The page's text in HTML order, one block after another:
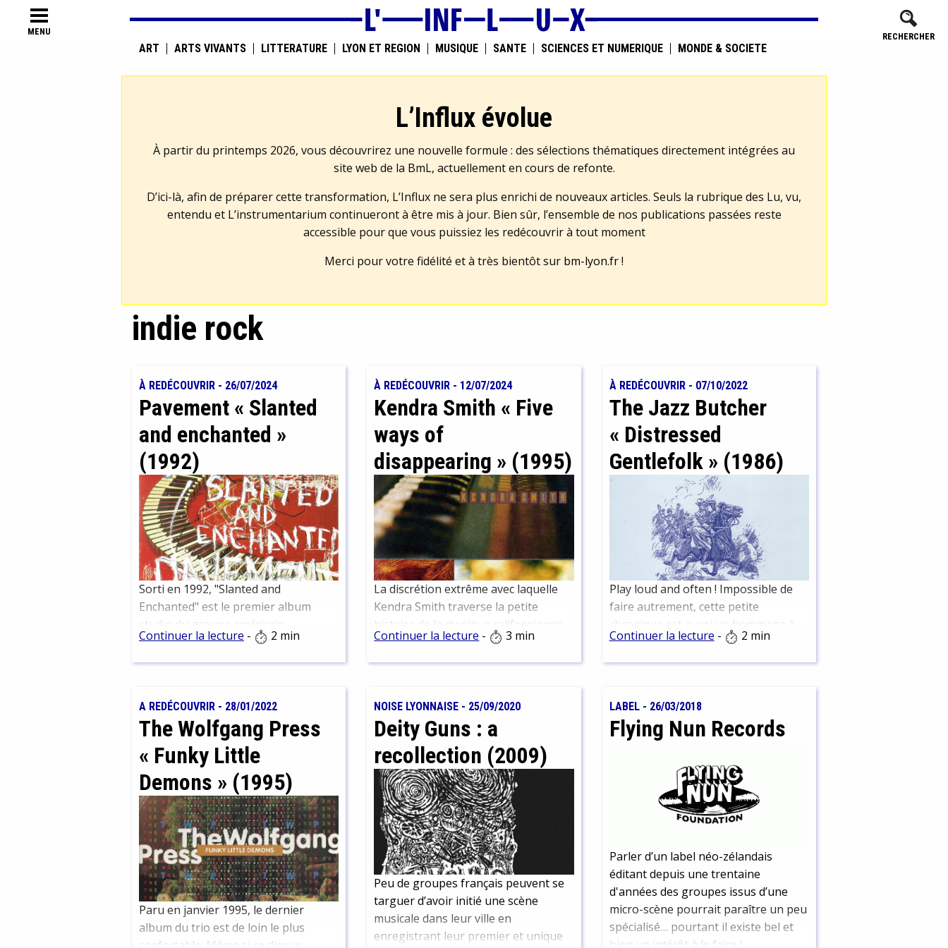
MENU RECHERCHER
ART ARTS VIVANTS LITTÉRATURE LYON ET RÉGION MUSIQUE SANTÉ SCIENCES ET NUMÉRIQUE MONDE & SOCIÉTÉ
L’Influx évolue
À partir du printemps 2026, vous découvrirez une nouvelle formule : des sélections thématiques directement intégrées au
site web de la BmL, actuellement en cours de refonte.
D’ici-là, afin de préparer cette transformation, L’Influx ne sera plus enrichi de nouveaux articles. Seuls la rubrique des Lu, vu,
entendu et L’instrumentarium continueront à être mis à jour. Bien sûr, l’ensemble de nos publications passées reste
accessible pour que vous puissiez les redécouvrir à tout moment
Merci pour votre fidélité et à très bientôt sur bm-lyon.fr!
indie rock
À REDÉCOUVRIR - 26/07/2024
Pavement « Slanted
and enchanted »
(1992)
Sorti en 1992, "Slanted and
Enchanted" est le premier album
studio du groupe américain
Pavement. Considéré comme une
pierre angulaire du rock indépendant
en influençant une multitude de
groupes qui ont suivi.
Continuer la lecture - 2 min
À REDÉCOUVRIR - 12/07/2024
Kendra Smith « Five
ways of
disappearing » (1995)
La discrétion extrême avec laquelle
Kendra Smith traverse la petite
histoire de la musique californienne
est phénoménalement proche de
l’effacement.
Continuer la lecture - 3 min
À REDÉCOUVRIR- 07/10/2022
The Jazz Butcher
« Distressed
Gentlefolk » (1986)
Play loud and often ! Impossible de
faire autrement, cette petite
chronique est aussi un hommage à
Pat Fish, alias The Jazz Butcher,
disparu il y a tout juste un an, le 5
Continuer la lecture - 2 min
A REDÉCOUVRIR - 28/01/2022
The Wolfgang Press
« Funky Little
Demons » (1995)
Paru en janvier 1995, le dernier
album du trio est de loin le plus
NOISE LYONNAISE - 25/09/2020
Deity Guns : a
recollection (2009)
Peu de groupes français peuvent se
targuer d’avoir initié une scène
musicale dans leur ville en
enregistrant leur premier et unique
LABEL- 26/03/2018
Flying Nun Records
Parler d’un label néo-zélandais
éditant depuis une trentaine
d'années des groupes issus d’une
micro-scène pourrait paraître un peu
spécialisé… pourtant il existe bel et
bien un intérêt à le faire !